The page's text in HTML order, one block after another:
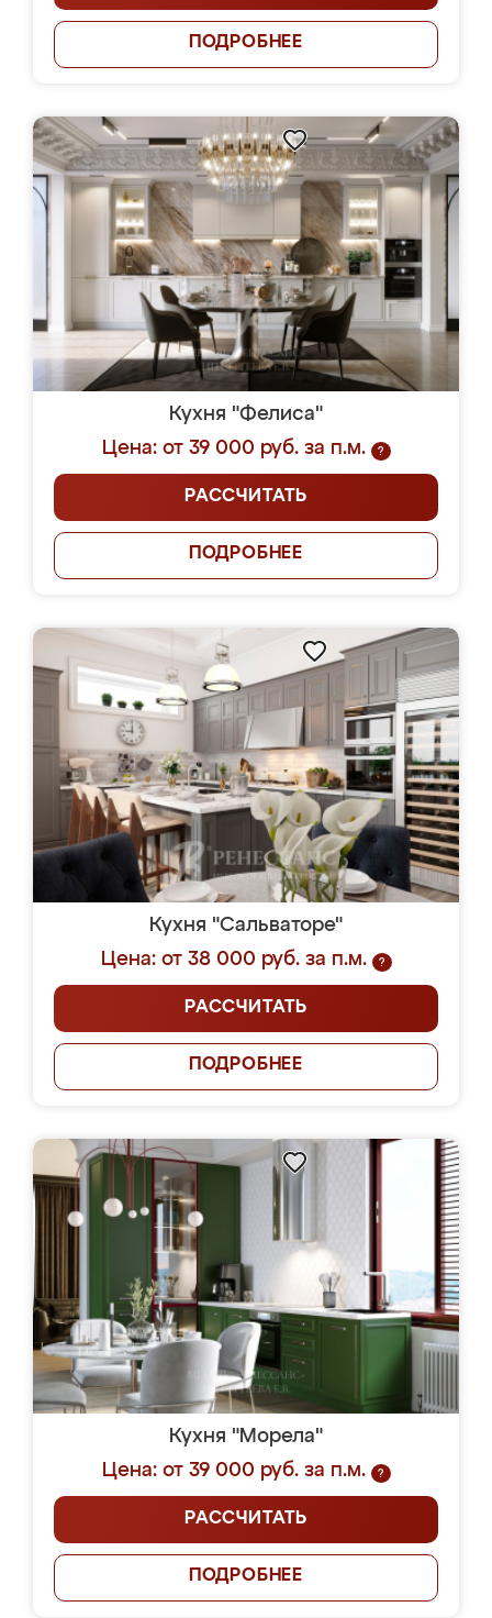
ПОДРОБНЕЕ
Кухня "Фелиса"
Цена: от 39 000 руб. за п.м.
?
РАССЧИТАТЬ
ПОДРОБНЕЕ
Кухня "Сальваторе"
Цена: от 38 000 руб. за п.м.
?
РАССЧИТАТЬ
ПОДРОБНЕЕ
Кухня "Морела"
Цена: от 39 000 руб. за п.м.
?
РАССЧИТАТЬ
ПОДРОБНЕЕ